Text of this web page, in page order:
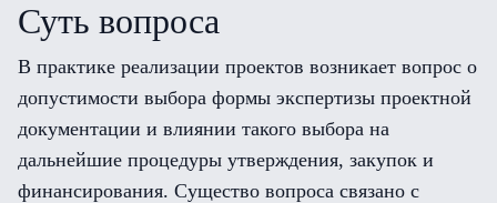
Суть вопроса
В практике реализации проектов возникает вопрос о
допустимости выбора формы экспертизы проектной
документации и влиянии такого выбора на
дальнейшие процедуры утверждения, закупок и
финансирования. Существо вопроса связано с